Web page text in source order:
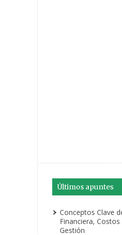
Últimos apuntes
Conceptos Clave
Financiera,
Gestión